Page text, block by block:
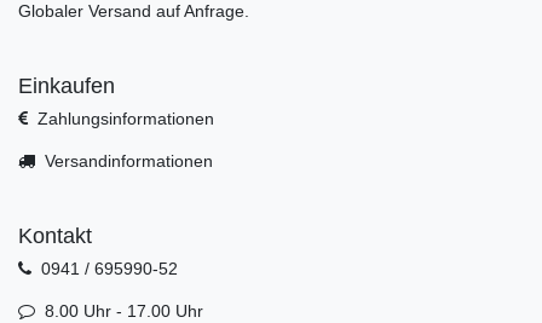
Globaler Versand auf Anfrage.
Einkaufen
Zahlungsinformationen
Versandinformationen
Kontakt
0941 / 695990-52
8.00 Uhr - 17.00 Uhr